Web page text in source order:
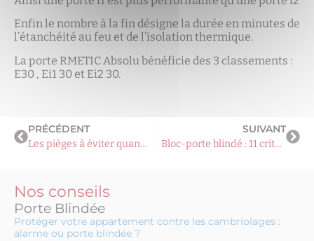
Enfin le nombre à la fin désigne la durée en minutes de
l’étanchéité au feu et de l’isolation thermique.
La porte RMETIC Absolu bénéficie des 3 classements :
E30 , Ei1 30 et Ei2 30.
PRÉCÉDENT
Les pièges à éviter quand vous investissez dans une porte blindée
SUIVANT
Bloc-porte blindé : 11 critères pour choisir
Nos conseils
Porte Blindée
Protéger votre appartement contre les cambriolages :
alarme ou porte blindée ?